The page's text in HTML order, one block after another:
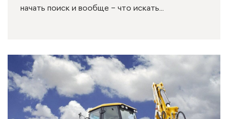
начать поиск и вообще – что искать...